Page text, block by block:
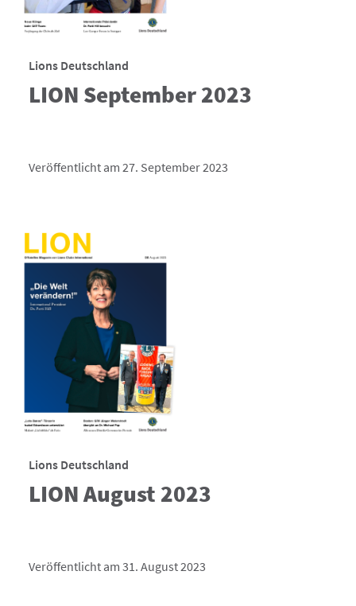
Lions Deutschland
LION September 2023
Veröffentlicht am 27. September 2023
Lions Deutschland
LION August 2023
Veröffentlicht am 31. August 2023